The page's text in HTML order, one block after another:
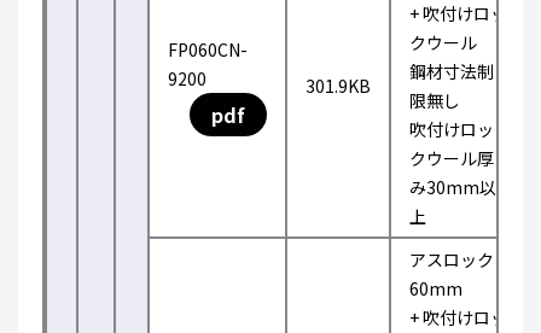
FP060CN-
9200
pdf
301.9KB
+ 吹付けロッ
クウール
鋼材寸法制
限無し
吹付けロッ
クウール厚
み30mm以
上
アスロック
60mm
+ 吹付けロッ